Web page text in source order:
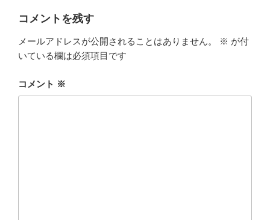
コメントを残す
メールアドレスが公開されることはありません。 ※ が付
いている欄は必須項目です
コメント ※